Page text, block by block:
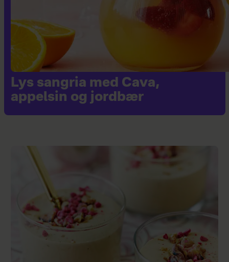
Lys sangria med Cava,
appelsin og jordbær